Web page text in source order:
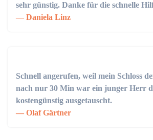
sehr günstig. Danke für die schnelle
Daniela Linz
Schnell angerufen, weil mein Schloss
nach nur 30 Min war ein junger Herr
kostengünstig ausgetauscht.
Olaf Gärtner